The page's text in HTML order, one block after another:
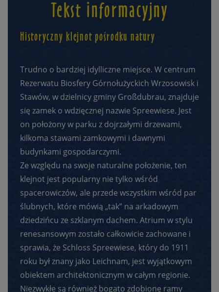
Tekst informacyjny
Historyczny klejnot pośrodku natury
Trudno o bardziej idylliczne miejsce. W centrum
Rezerwatu Biosfery Górnołużyckich Wrzosowisk i
Stawów, w dzielnicy gminy Großdubrau, znajduje
się zamek o wdzięcznej nazwie Spreewiese. Jest
on położony w parku z dojrzałymi drzewami,
kilkoma stawami zamkowymi i dawnymi
budynkami gospodarczymi.
Ze względu na swoje naturalne położenie, ten
klejnot jest popularny nie tylko wśród
spacerowiczów, ale przede wszystkim wśród par
ślubnych, które mówią „tak” na arkadowym
dziedzińcu ze szklanym dachem. Atrium w stylu
renesansowym zostało całkowicie zachowane i
sprawia, że Schloss Spreewiese, który do 1911
roku był znany jako Leichnam, jest wyjątkowym
obiektem architektonicznym w całym regionie.
Niezwykłe są również bogato zdobione ramy